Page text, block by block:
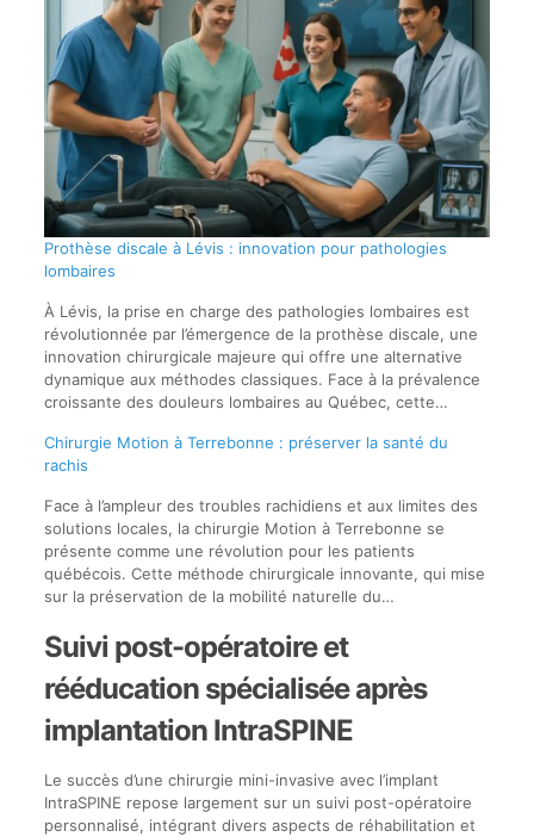
Prothèse discale à Lévis : innovation pour pathologies
lombaires
À Lévis, la prise en charge des pathologies lombaires est
révolutionnée par l’émergence de la prothèse discale, une
innovation chirurgicale majeure qui offre une alternative
dynamique aux méthodes classiques. Face à la prévalence
croissante des douleurs lombaires au Québec, cette…
Chirurgie Motion à Terrebonne : préserver la santé du
rachis
Face à l’ampleur des troubles rachidiens et aux limites des
solutions locales, la chirurgie Motion à Terrebonne se
présente comme une révolution pour les patients
québécois. Cette méthode chirurgicale innovante, qui mise
sur la préservation de la mobilité naturelle du…
Suivi post-opératoire et
rééducation spécialisée après
implantation IntraSPINE
Le succès d’une chirurgie mini-invasive avec l’implant
IntraSPINE repose largement sur un suivi post-opératoire
personnalisé, intégrant divers aspects de réhabilitation et